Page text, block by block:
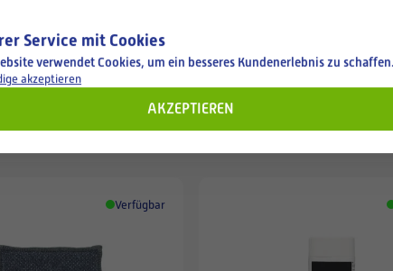
Verfügbar
Service mit Cookies
verwendet Cookies, um ein besseres Kundenerlebnis zu schaffen.
akzeptieren
AKZEPTIEREN